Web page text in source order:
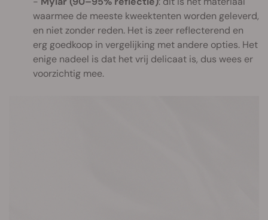
waarmee de meeste kweektenten worden geleverd,
en niet zonder reden. Het is zeer reflecterend en
erg goedkoop in vergelijking met andere opties. Het
enige nadeel is dat het vrij delicaat is, dus wees er
voorzichtig mee.